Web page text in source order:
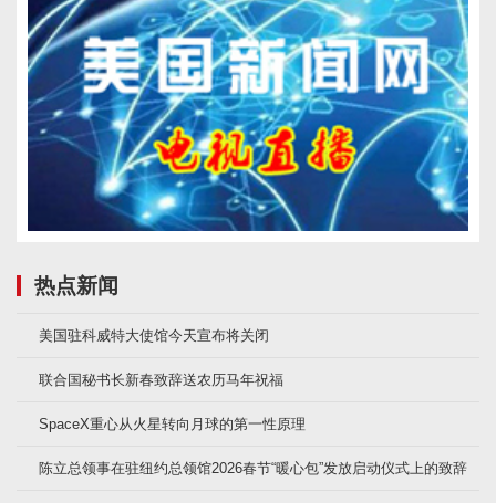
热点新闻
美国驻科威特大使馆今天宣布将关闭
联合国秘书长新春致辞送农历马年祝福
SpaceX重心从火星转向月球的第一性原理
陈立总领事在驻纽约总领馆2026春节“暖心包”发放启动仪式上的致辞